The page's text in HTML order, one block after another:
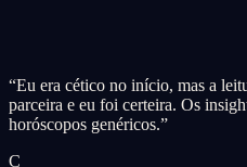
“Eu era cético no início, mas a
parceira e eu foi certeira. Os
horóscopos genéricos.”
C